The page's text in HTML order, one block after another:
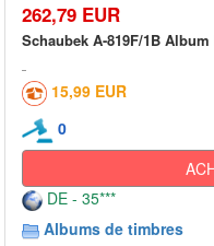
262,79 EUR
Schaubek A-819F/1B
15,99 EUR
0
DE - 35***
Albums de timbres